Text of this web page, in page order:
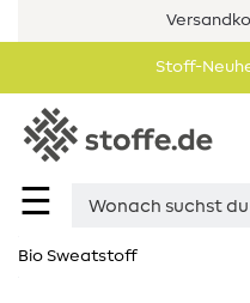
Stoff-
☰
Bio Sweatstoff